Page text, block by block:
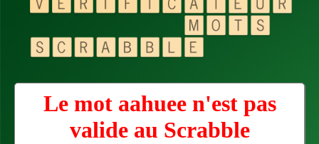
Le mot aahuee n'est pas
valide au Scrabble